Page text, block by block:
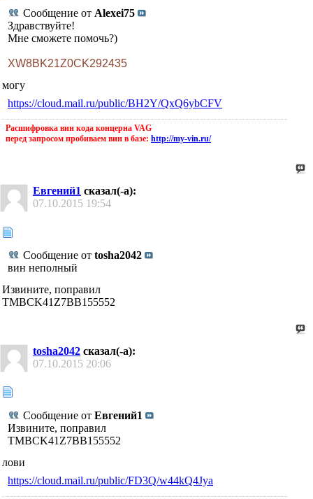
Сообщение от Alexei75
Здравствуйте!
Мне сможете помочь?)
XW8BK21Z0CK292435
могу
https://cloud.mail.ru/public/BH2Y/QxQ6ybCFV
Расшифровка вин кода концерна VAG
перед запросом пробиваем вин в базе: http://my-vin.ru/
Евгений1 сказал(-а):
07.10.2015 19:54
Сообщение от tosha2042
вин неполный
Извините, поправил
TMBCK41Z7BB155552
tosha2042 сказал(-а):
07.10.2015 20:06
Сообщение от Евгений1
Извините, поправил
TMBCK41Z7BB155552
лови
https://cloud.mail.ru/public/FD3Q/w44kQ4Jya